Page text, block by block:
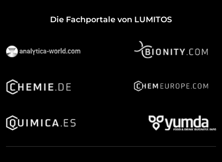
Die Fachportale von LUMITOS